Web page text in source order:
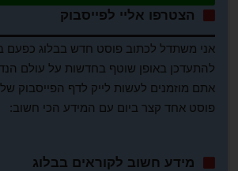
הצטרפו אליי לפייסבוק
אני משתדל לכתוב פוסט חדש בבלוג כפעם
להתעדכן באופן שוטף בחדשות על עולם
אתם מוזמנים לעשות לייק לדף הפייסבוק שלי
פוסט אחד קצר ביום עם המידע הכי חשוב:
מידע חשוב לקוראים בבלוג